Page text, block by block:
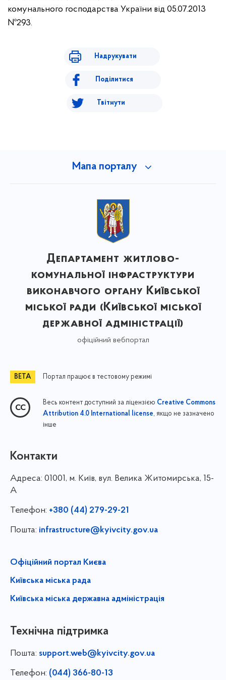
комунального господарства України від 05.07.2013
№293.
Надрукувати
Поділитися
Твітнути
Мапа порталу
Департамент житлово-
комунальної інфраструктури
виконавчого органу Київської
міської ради (Київської міської
державної адміністрації)
офіційний вебпортал
Портал працює в тестовому режимі
Весь контент доступний за ліцензією Creative Commons
Attribution 4.0 International license, якщо не зазначено
інше
Контакти
Адреса: 01001, м. Київ, вул. Велика Житомирська, 15-
А
Телефон: +380 (44) 279-29-21
Пошта: infrastructure@kyivcity.gov.ua
Офіційний портал Києва
Київська міська рада
Київська міська державна адміністрація
Технічна підтримка
Пошта: support.web@kyivcity.gov.ua
Телефон: (044) 366-80-13